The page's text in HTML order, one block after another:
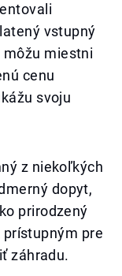
vstupný
miestni
cenu
svoju
z niekoľkých
dopyt,
prirodzený
pre
záhradu.